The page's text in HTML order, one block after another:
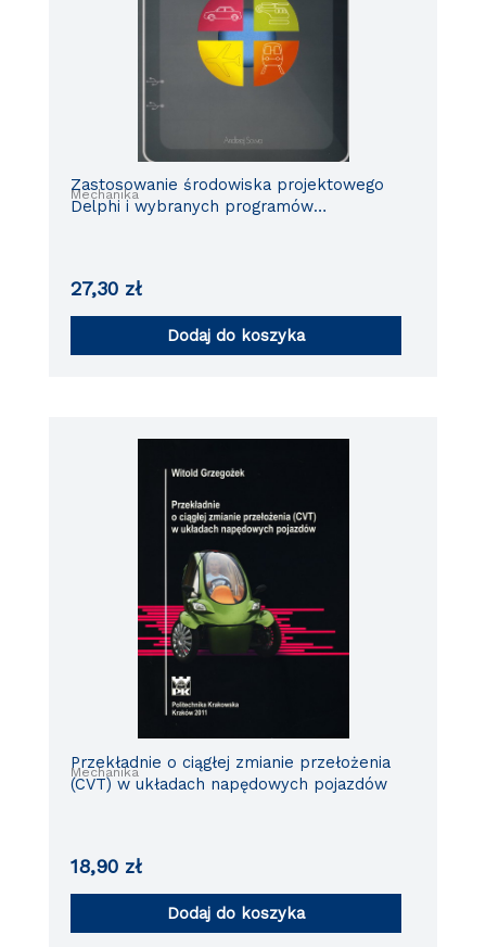
Mechanika
Zastosowanie środowiska projektowego
Delphi i wybranych programów
27,30 zł
Dodaj do koszyka
Mechanika
Przekładnie o ciągłej zmianie przełożenia
(CVT) w układach napędowych pojazdów
18,90 zł
Dodaj do koszyka